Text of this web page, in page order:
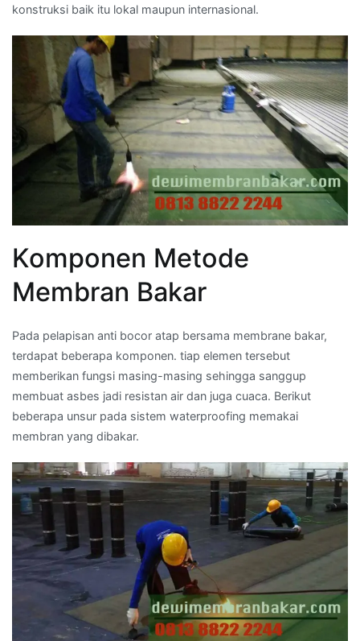
konstruksi baik itu lokal maupun internasional.
Komponen Metode
Membran Bakar
Pada pelapisan anti bocor atap bersama membrane bakar,
terdapat beberapa komponen. tiap elemen tersebut
memberikan fungsi masing-masing sehingga sanggup
membuat asbes jadi resistan air dan juga cuaca. Berikut
beberapa unsur pada sistem waterproofing memakai
membran yang dibakar.